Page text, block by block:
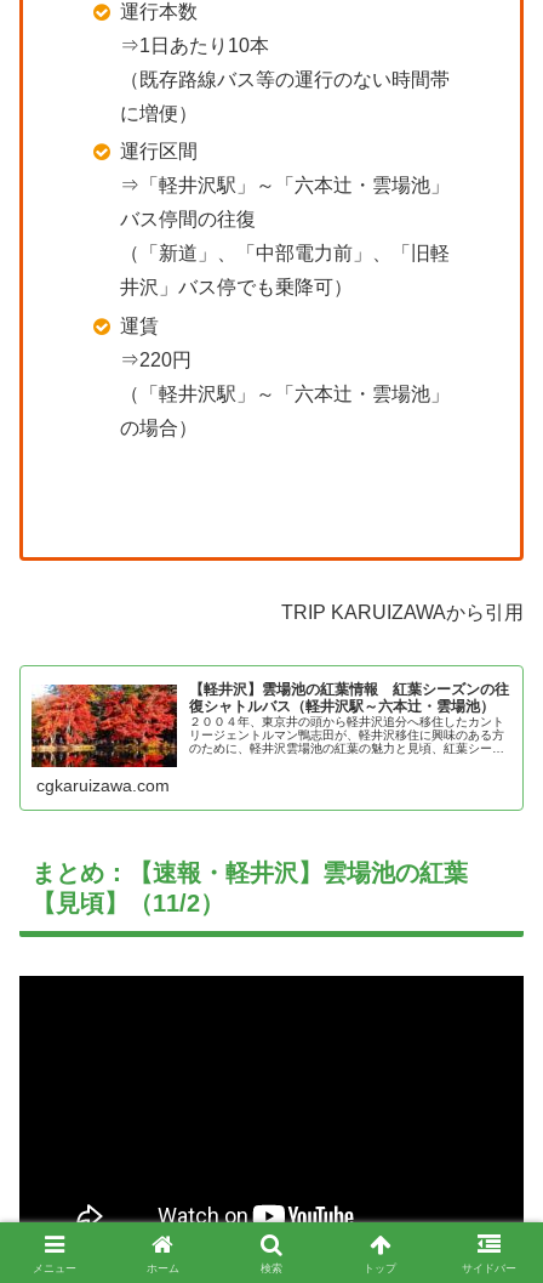
運行本数
⇒1日あたり10本
（既存路線バス等の運行のない時間帯
に増便）
運行区間
⇒「軽井沢駅」～「六本辻・雲場池」
バス停間の往復
（「新道」、「中部電力前」、「旧軽
井沢」バス停でも乗降可）
運賃
⇒220円
（「軽井沢駅」～「六本辻・雲場池」
の場合）
TRIP KARUIZAWAから引用
【軽井沢】雲場池の紅葉情報 紅葉シーズンの往
復シャトルバス（軽井沢駅～六本辻・雲場池）
２００４年、東京井の頭から軽井沢追分へ移住したカント
リージェントルマン鴨志田が、軽井沢移住に興味のある方
のために、軽井沢雲場池の紅葉の魅力と見頃、紅葉シーズ
cgkaruizawa.com
まとめ：【速報・軽井沢】雲場池の紅葉
【見頃】（11/2）
メニュー ホーム 検索 トップ サイドバー